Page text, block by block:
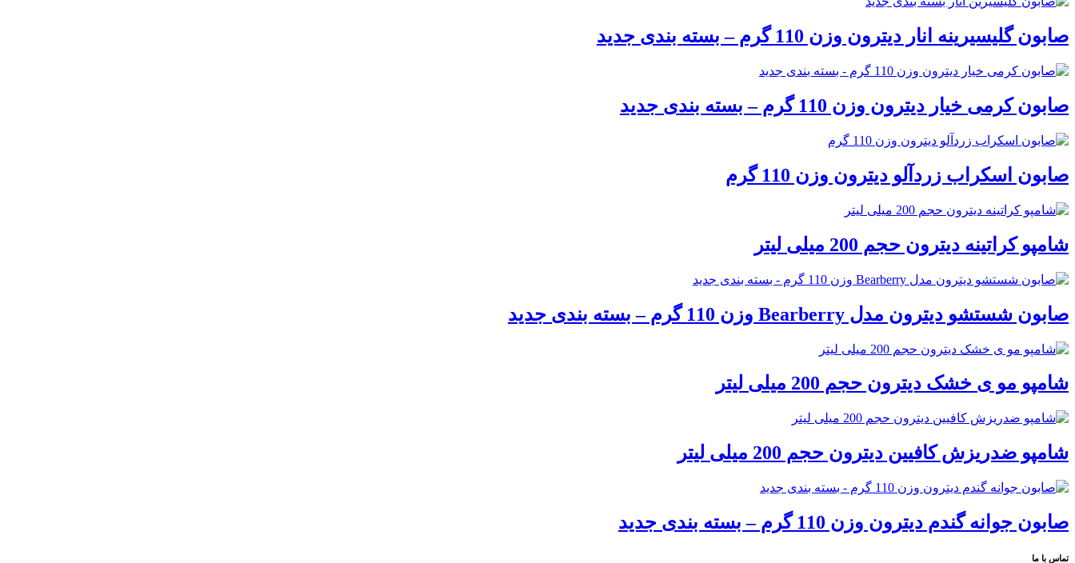
صابون گلیسیرینه انار دیترون وزن 110 گرم – بسته بندی جدید
صابون کرمی خیار دیترون وزن 110 گرم – بسته بندی جدید
صابون اسکراب زردآلو دیترون وزن 110 گرم
شامپو کراتینه دیترون حجم 200 میلی لیتر
صابون شستشو دیترون مدل Bearberry وزن 110 گرم – بسته بندی جدید
شامپو مو ی خشک دیترون حجم 200 میلی لیتر
شامپو ضدریزش کافیین دیترون حجم 200 میلی لیتر
صابون جوانه گندم دیترون وزن 110 گرم – بسته بندی جدید
تماس با ما